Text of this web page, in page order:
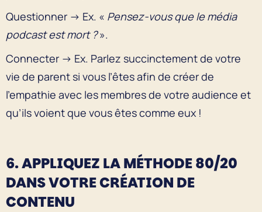
Questionner → Ex. « Pensez-vous que le média
podcast est mort ?».
Connecter → Ex. Parlez succinctement de votre
vie de parent si vous l’êtes afin de créer de
l’empathie avec les membres de votre audience et
qu’ils voient que vous êtes comme eux !
6. APPLIQUEZ LA MÉTHODE 80/20
DANS VOTRE CRÉATION DE
CONTENU